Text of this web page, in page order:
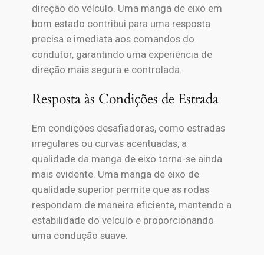
direção do veículo. Uma manga de eixo em
bom estado contribui para uma resposta
precisa e imediata aos comandos do
condutor, garantindo uma experiência de
direção mais segura e controlada.
Resposta às Condições de Estrada
Em condições desafiadoras, como estradas
irregulares ou curvas acentuadas, a
qualidade da manga de eixo torna-se ainda
mais evidente. Uma manga de eixo de
qualidade superior permite que as rodas
respondam de maneira eficiente, mantendo a
estabilidade do veículo e proporcionando
uma condução suave.